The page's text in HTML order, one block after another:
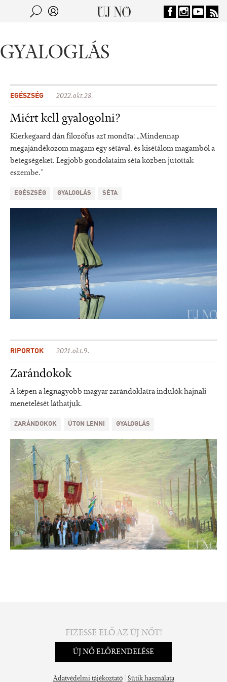
Jump to navigation
GYALOGLÁS
EGÉSZSÉG 2022.okt.28.
Miért kell gyalogolni?
Kierkegaard dán filozófus azt mondta: „Mindennap
megajándékozom magam egy sétával, és kisétálom magamból a
betegségeket. Legjobb gondolataim séta közben jutottak
eszembe.”
EGÉSZSÉG GYALOGLÁS SÉTA
RIPORTOK 2021.okt.9.
Zarándokok
A képen a legnagyobb magyar zarándoklatra indulók hajnali
menetelését láthatjuk.
ZARÁNDOKOK ÚTON LENNI GYALOGLÁS
FIZESSE ELŐ AZ ÚJ NŐT!
ÚJ NŐ ELŐRENDELÉSE
Adatvédelmi tájékoztató| Sütik használata